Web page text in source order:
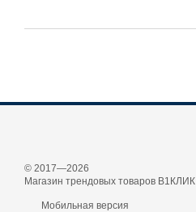
© 2017—2026
Магазин трендовых товаров
Мобильная версия